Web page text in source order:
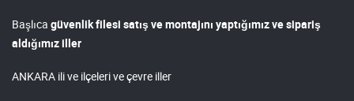
Başlıca güvenlik filesi satış ve montajını yaptığımız ve sipariş
aldığımız iller
ANKARA ili ve ilçeleri ve çevre iller